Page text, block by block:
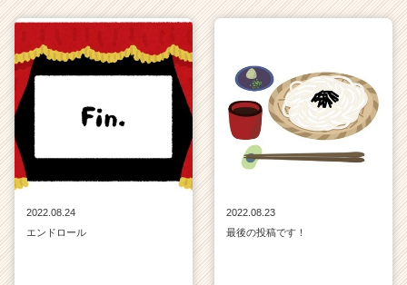
2022.08.24
エンドロール
2022.08.23
最後の投稿です！